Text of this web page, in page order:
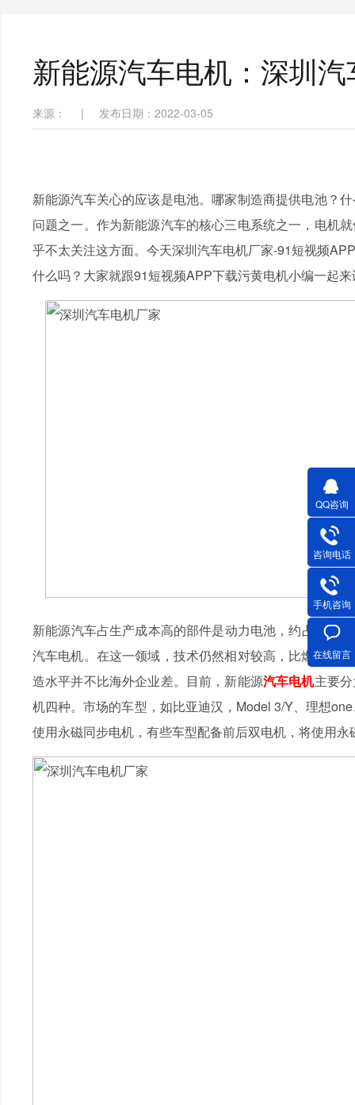
新能源汽车电机：深圳
来源： | 发布日期：2022-03-05
新能源汽车关心的应该是电池。哪家制造商提供电池？
问题之一。作为新能源汽车的核心三电系统之一，电机
乎不太关注这方面。今天深圳汽车电机厂家-91短视频
什么吗？大家就跟91短视频APP下载污黄电机小编一起
新能源汽车占生产成本高的部件是动力电池，约占30%
汽车电机。在这一领域，技术仍然相对较高，比燃料汽
造水平并不比海外企业差。目前，新能源汽车电机主要
机四种。市场的车型，如比亚迪汉，Model 3/Y、理想
使用永磁同步电机，有些车型配备前后双电机，将使用
QQ咨询
咨询电话
手机咨询
在线留言